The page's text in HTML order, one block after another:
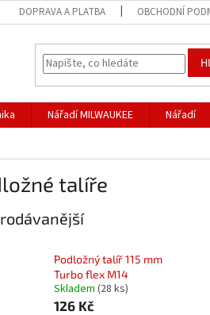
DOPRAVA A PLATBA OBCHODNÍ
Nářadí MILWAUKEE Nářadí
talíře
Podložný talíř 115 mm
Turbo flex M14
Skladem (28 ks)
126 Kč